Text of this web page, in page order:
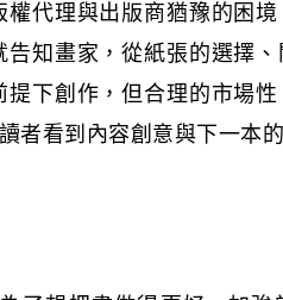
代理與出版商猶豫的困
知畫家，從紙張的選擇
下創作，但合理的市場
者看到內容創意與下一本的